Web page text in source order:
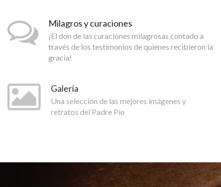
Milagros y curaciones
¡El don de las curaciones milagrosas contado a
través de los testimonios de quienes recibieron la
gracia!
Galería
Una selección de las mejores imágenes y
retratos del Padre Pío